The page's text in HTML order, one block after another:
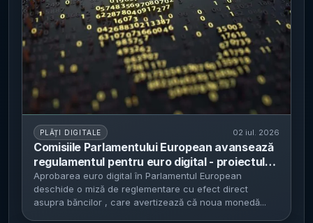
PLĂȚI DIGITALE 02 iul. 2026
Comisiile Parlamentului European avansează
regulamentul pentru euro digital - proiectul
vizează plăți pan-europene fără dependență
de Visa/Mastercard, dar ridică riscuri pentru
lichiditatea băncilor
Aprobarea euro digital în Parlamentul European
deschide o miză de reglementare cu efect direct
asupra băncilor , care avertizează că noua monedă...